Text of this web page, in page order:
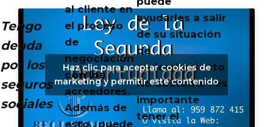
Tengo
deuda
por los
seguros
sociales
al cliente en
el proceso
de
negociación
con los
acreedores.
Además de
esto , puede
ayudarles a salir
de su situación
de
endeudamiento.
No obstante , es
importante
tener el
Haz clic para aceptar cookies de
marketing y permitir este contenido